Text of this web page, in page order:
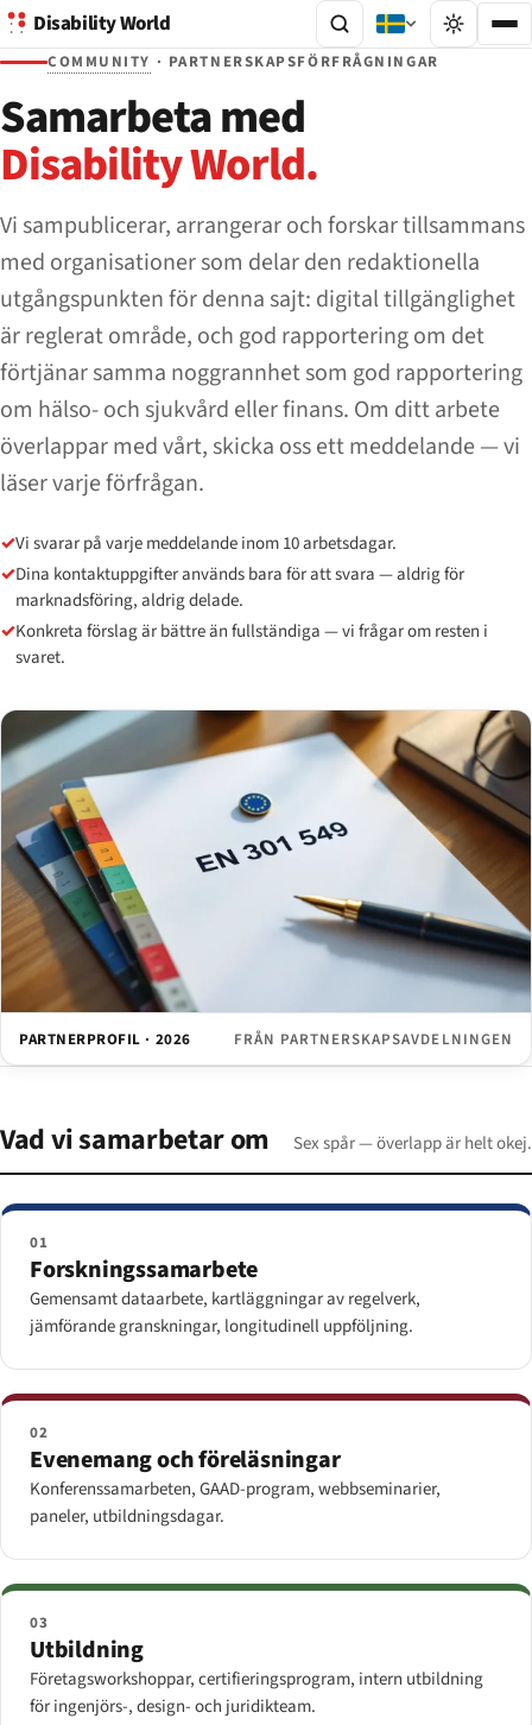
Disability World
COMMUNITY · PARTNERSKAPSFÖRFRÅGNINGAR
Samarbeta med
Disability World.
Vi sampublicerar, arrangerar och forskar tillsammans
med organisationer som delar den redaktionella
utgångspunkten för denna sajt: digital tillgänglighet
är reglerat område, och god rapportering om det
förtjänar samma noggrannhet som god rapportering
om hälso- och sjukvård eller finans. Om ditt arbete
överlappar med vårt, skicka oss ett meddelande — vi
läser varje förfrågan.
✓Vi svarar på varje meddelande inom 10 arbetsdagar.
✓Dina kontaktuppgifter används bara för att svara — aldrig för
marknadsföring, aldrig delade.
✓Konkreta förslag är bättre än fullständiga — vi frågar om resten i
svaret.
PARTNERPROFIL · 2026 FRÅN PARTNERSKAPSAVDELNINGEN
Vad vi samarbetar om Sex spår — överlapp är helt okej.
01
Forskningssamarbete
Gemensamt dataarbete, kartläggningar av regelverk,
jämförande granskningar, longitudinell uppföljning.
02
Evenemang och föreläsningar
Konferenssamarbeten, GAAD-program, webbseminarier,
paneler, utbildningsdagar.
03
Utbildning
Företagsworkshoppar, certifieringsprogram, intern utbildning
för ingenjörs-, design- och juridikteam.